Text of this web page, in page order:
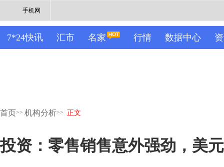
手机网
7*24快讯 汇市 名家 行情 数据中心
首页>> 机构分析>> 正文
投资：零售销售意外强劲，美